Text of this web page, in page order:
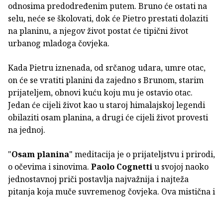
odnosima predodređenim putem. Bruno će ostati na
selu, neće se školovati, dok će Pietro prestati dolaziti
na planinu, a njegov život postat će tipični život
urbanog mladoga čovjeka.
Kada Pietru iznenada, od srčanog udara, umre otac,
on će se vratiti planini da zajedno s Brunom, starim
prijateljem, obnovi kuću koju mu je ostavio otac.
Jedan će cijeli život kao u staroj himalajskoj legendi
obilaziti osam planina, a drugi će cijeli život provesti
na jednoj.
"Osam planina" meditacija je o prijateljstvu i prirodi,
o očevima i sinovima. Paolo Cognettiu svojoj naoko
jednostavnoj priči postavlja najvažnija i najteža
pitanja koja muče suvremenog čovjeka. Ova mistična i